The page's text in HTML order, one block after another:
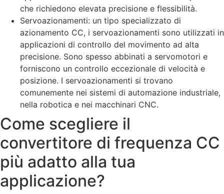
che richiedono elevata precisione e flessibilità.
Servoazionamenti: un tipo specializzato di
azionamento CC, i servoazionamenti sono utilizzati in
applicazioni di controllo del movimento ad alta
precisione. Sono spesso abbinati a servomotori e
forniscono un controllo eccezionale di velocità e
posizione. I servoazionamenti si trovano
comunemente nei sistemi di automazione industriale,
nella robotica e nei macchinari CNC.
Come scegliere il
convertitore di frequenza CC
più adatto alla tua
applicazione?